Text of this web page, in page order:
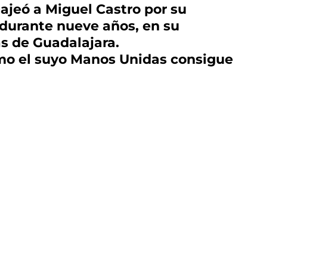
a Miguel Castro por su
nueve años, en su
de Guadalajara.
el suyo Manos Unidas consigue